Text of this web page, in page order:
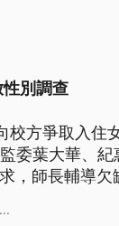
別調查
校方爭取入住
委葉大華、
，師長輔導欠
...